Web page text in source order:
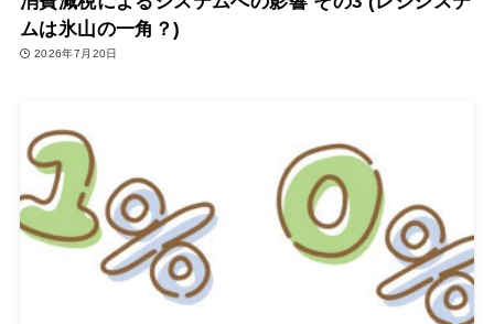
ムは氷山の一角？)
2026年7月20日